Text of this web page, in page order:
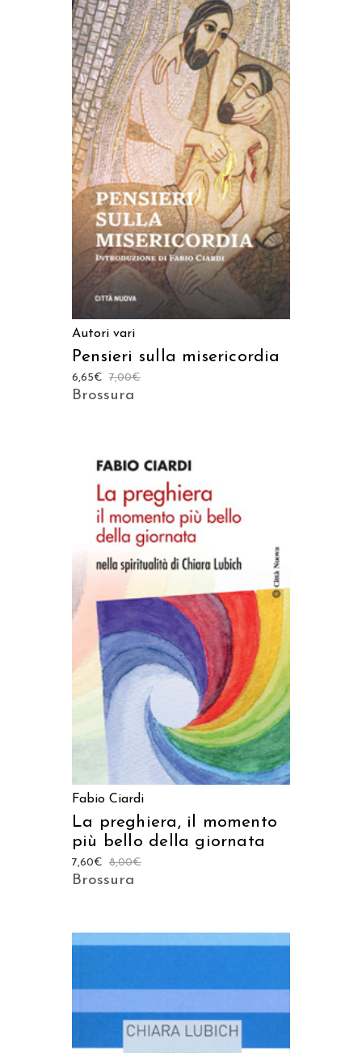
AGGIUNGI AL CARRELLO
Autori vari
Pensieri sulla misericordia
7,00€
6,65€
Brossura
AGGIUNGI AL CARRELLO
Fabio Ciardi
La preghiera, il momento
più bello della giornata
8,00€
7,60€
Brossura